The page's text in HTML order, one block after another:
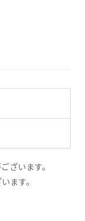
ざいます。
ます。